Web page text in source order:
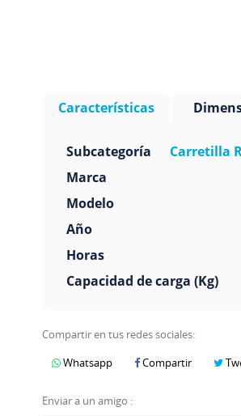
Características
Subcategoría
Carretilla
Marca
Modelo
Año
Horas
Capacidad de carga (Kg)
Compartir en tus redes sociales:
Whatsapp
Compartir
Enviar a un amigo :